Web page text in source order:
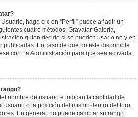
haga clic en “Perfil” puede añadir un
cuatro métodos: Gravatar, Galería,
quien decide si se pueden usar o no y en
publicadas. En caso de que no este disponible
con La Administración para que sea activada.
nombre de usuario e indican la cantidad de
usuario o la posición del mismo dentro del foro,
En general, no puede cambiar su rango